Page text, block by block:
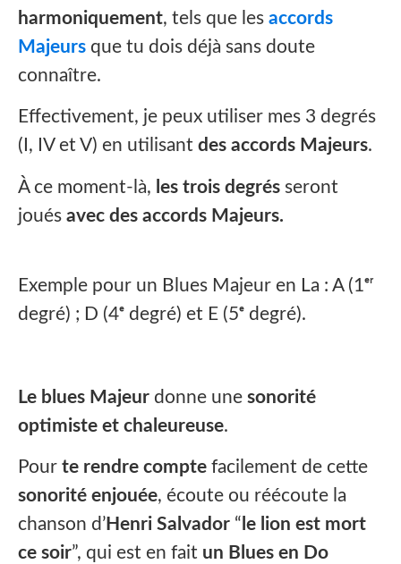
harmoniquement, tels que les accords
Majeurs que tu dois déjà sans doute
connaître.
Effectivement, je peux utiliser mes 3 degrés
(I, IV et V) en utilisant des accords Majeurs.
À ce moment-là, les trois degrés seront
joués avec des accords Majeurs.
Exemple pour un Blues Majeur en La : A (1ᵉʳ
degré) ; D (4ᵉ degré) et E (5ᵉ degré).
Le blues Majeur donne une sonorité
optimiste et chaleureuse.
Pour te rendre compte facilement de cette
sonorité enjouée, écoute ou réécoute la
chanson d’Henri Salvador “ le lion est mort
ce soir”, qui est en fait un Blues en Do